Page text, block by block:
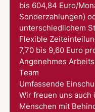
bis 604,84 Euro/
Sonderzahlungen)
unterschiedlichem
Flexible
7,70 bis 9,60 Euro
Angenehmes
Team
Umfassende
Wir freuen uns auch
Menschen mit